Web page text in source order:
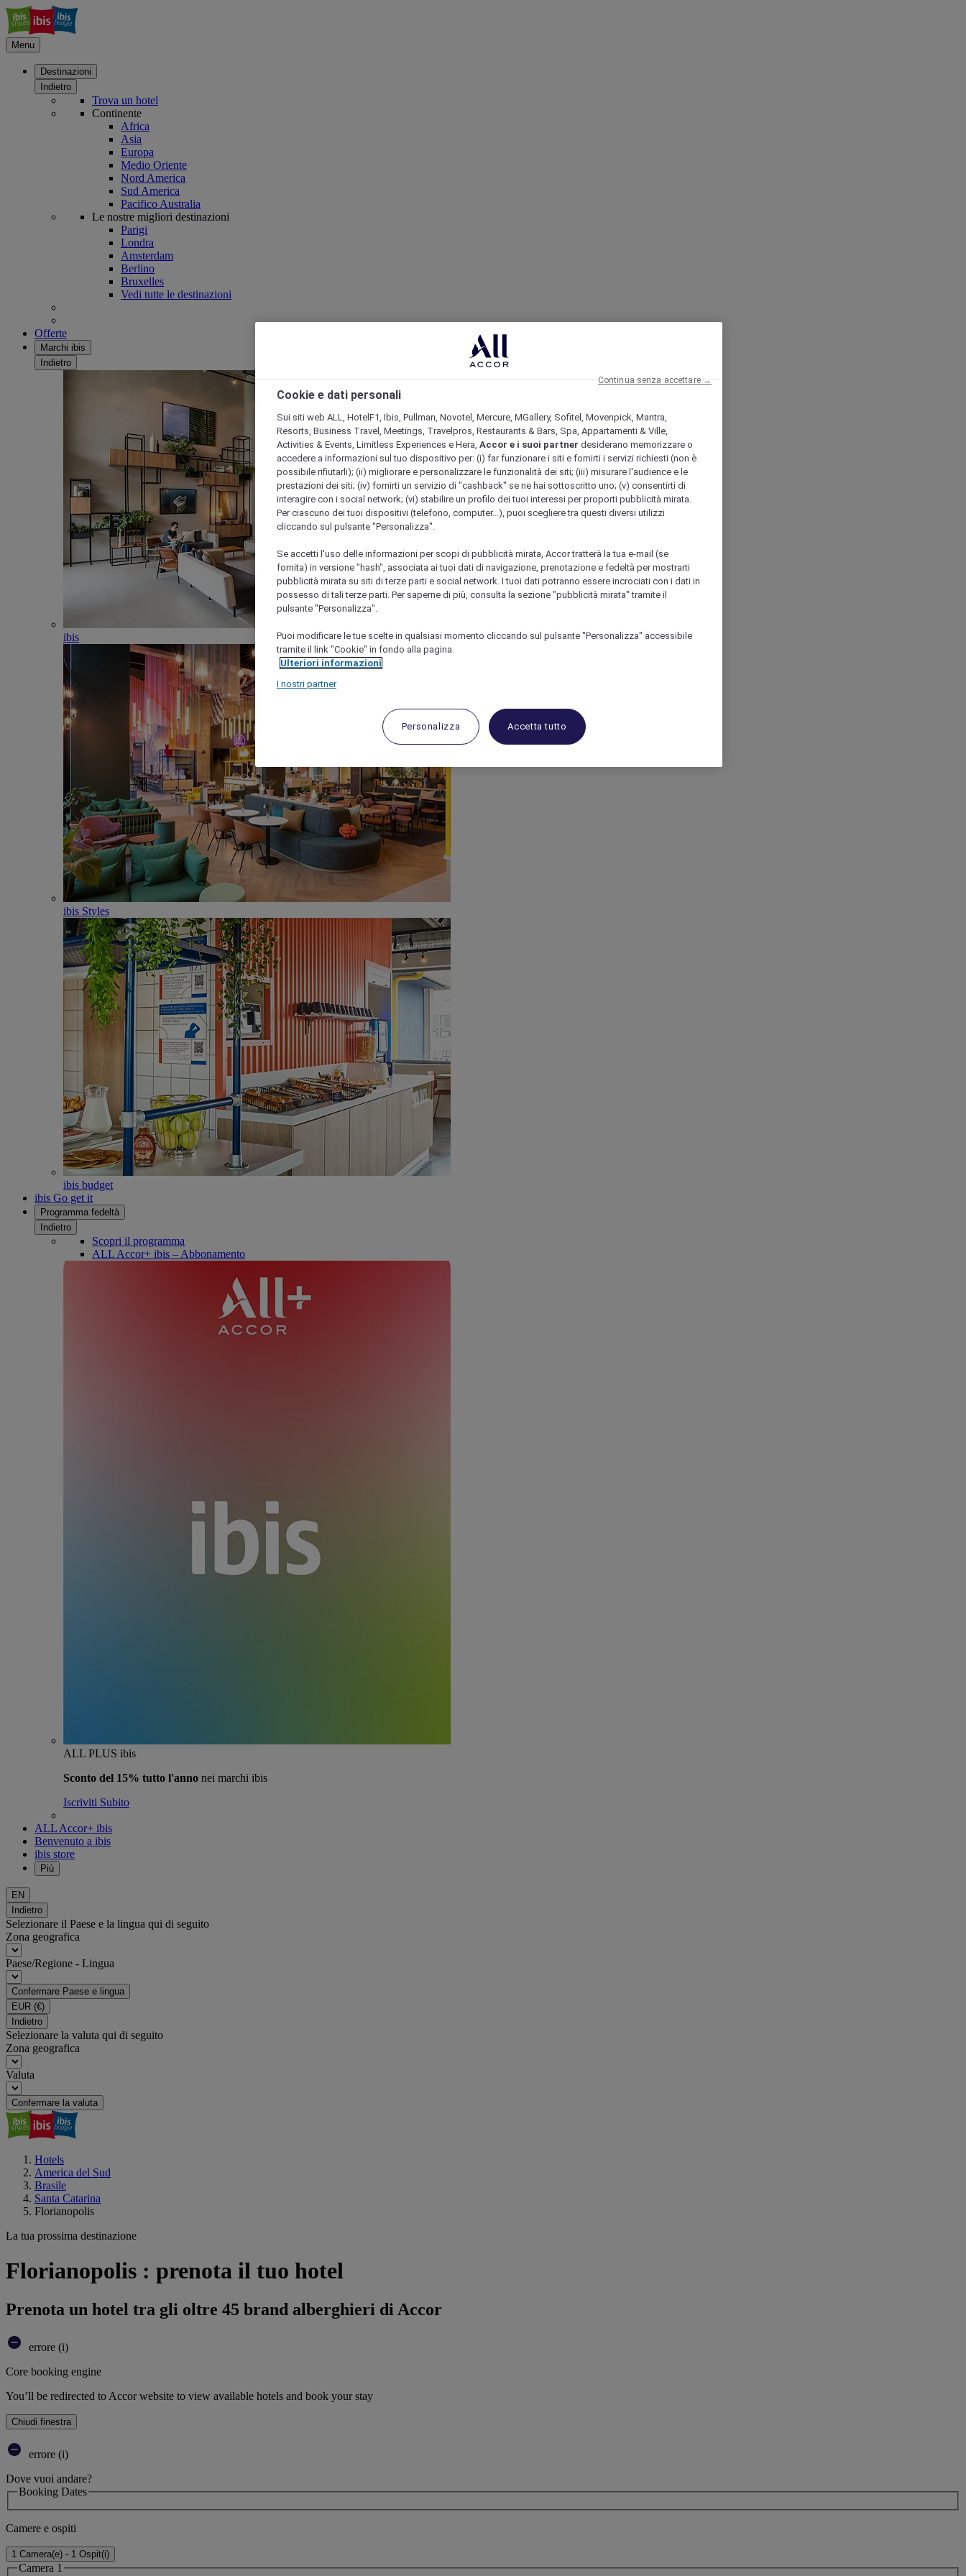
Menu
Destinazioni
Indietro
Trova un hotel
Continente
Africa
Asia
Europa
Medio Oriente
Nord America
Sud America
Pacifico Australia
Le nostre migliori destinazioni
Parigi
Londra
Amsterdam
Berlino
Bruxelles
Vedi tutte le destinazioni
Offerte
Marchi ibis
Indietro
ibis
ibis Styles
ibis budget
ibis Go get it
Programma fedeltà
Indietro
Scopri il programma
ALL Accor+ ibis – Abbonamento
ALL PLUS ibis
Sconto del 15% tutto l'anno nei marchi ibis
Iscriviti Subito
ALL Accor+ ibis
Benvenuto a ibis
ibis store
Più
EN
Indietro
Selezionare il Paese e la lingua qui di seguito
Zona geografica
Paese/Regione - Lingua
Confermare Paese e lingua
EUR (€)
Indietro
Selezionare la valuta qui di seguito
Zona geografica
Valuta
Confermare la valuta
Hotels
America del Sud
Brasile
Santa Catarina
Florianopolis
La tua prossima destinazione
Florianopolis : prenota il tuo hotel
Prenota un hotel tra gli oltre 45 brand alberghieri di Accor
errore (i)
Core booking engine
You’ll be redirected to Accor website to view available hotels and book your stay
Chiudi finestra
errore (i)
Dove vuoi andare?
Booking Dates
Camere e ospiti
1 Camera(e) - 1 Ospit(i)
Camera 1
Cookie e dati personali
Sui siti web ALL, HotelF1, Ibis, Pullman, Novotel, Mercure, MGallery, Sofitel, Movenpick, Mantra,
Resorts, Business Travel, Meetings, Travelpros, Restaurants & Bars, Spa, Appartamenti & Ville,
Activities & Events, Limitless Experiences e Hera, Accor e i suoi partner desiderano memorizzare o
accedere a informazioni sul tuo dispositivo per: (i) far funzionare i siti e fornirti i servizi richiesti (non è
possibile rifiutarli); (ii) migliorare e personalizzare le funzionalità dei siti; (iii) misurare l'audience e le
prestazioni dei siti; (iv) fornirti un servizio di "cashback" se ne hai sottoscritto uno; (v) consentirti di
interagire con i social network; (vi) stabilire un profilo dei tuoi interessi per proporti pubblicità mirata.
Per ciascuno dei tuoi dispositivi (telefono, computer...), puoi scegliere tra questi diversi utilizzi
cliccando sul pulsante "Personalizza".
Se accetti l'uso delle informazioni per scopi di pubblicità mirata, Accor tratterà la tua e-mail (se
fornita) in versione "hash", associata ai tuoi dati di navigazione, prenotazione e fedeltà per mostrarti
pubblicità mirata su siti di terze parti e social network. I tuoi dati potranno essere incrociati con i dati in
possesso di tali terze parti. Per saperne di più, consulta la sezione "pubblicità mirata" tramite il
pulsante "Personalizza".
Puoi modificare le tue scelte in qualsiasi momento cliccando sul pulsante "Personalizza" accessibile
tramite il link "Cookie" in fondo alla pagina.
Ulteriori informazioni
I nostri partner
Personalizza Accetta tutto
Continua senza accettare →